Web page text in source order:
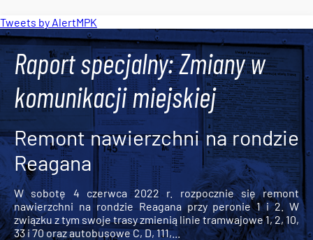
Tweets by AlertMPK
Raport specjalny: Zmiany w
komunikacji miejskiej
Remont nawierzchni na rondzie
Reagana
W sobotę 4 czerwca 2022 r. rozpocznie się remont
nawierzchni na rondzie Reagana przy peronie 1 i 2. W
związku z tym swoje trasy zmienią linie tramwajowe 1, 2, 10,
33 i 70 oraz autobusowe C, D, 111,...